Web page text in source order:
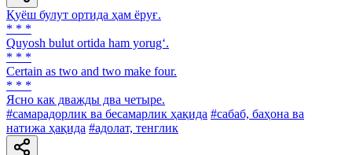
Қуёш булут ортида ҳам ёруғ.
* * *
Quyosh bulut ortida ham yorug‘.
* * *
Certain as two and two make four.
* * *
Ясно как дважды два четыре.
#самарадорлик ва бесамарлик ҳақида #сабаб, баҳона ва
натижа ҳақида #адолат, тенглик